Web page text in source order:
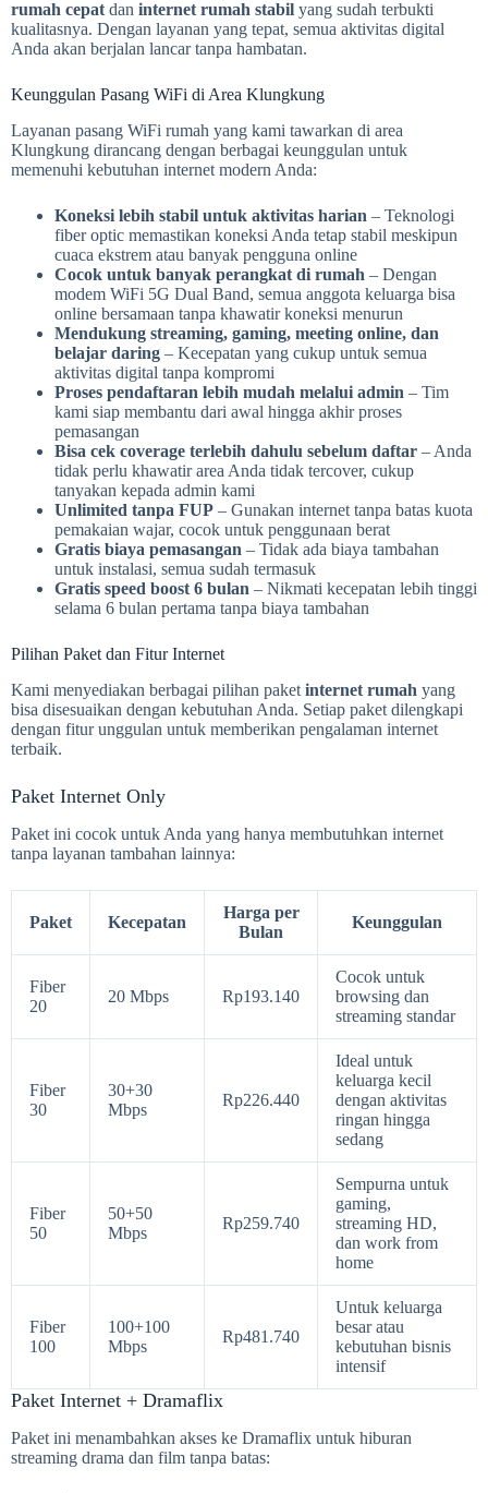
rumah cepat dan internet rumah stabil yang sudah terbukti
kualitasnya. Dengan layanan yang tepat, semua aktivitas digital
Anda akan berjalan lancar tanpa hambatan.
Keunggulan Pasang WiFi di Area Klungkung
Layanan pasang WiFi rumah yang kami tawarkan di area
Klungkung dirancang dengan berbagai keunggulan untuk
memenuhi kebutuhan internet modern Anda:
Koneksi lebih stabil untuk aktivitas harian – Teknologi
fiber optic memastikan koneksi Anda tetap stabil meskipun
cuaca ekstrem atau banyak pengguna online
Cocok untuk banyak perangkat di rumah – Dengan
modem WiFi 5G Dual Band, semua anggota keluarga bisa
online bersamaan tanpa khawatir koneksi menurun
Mendukung streaming, gaming, meeting online, dan
belajar daring – Kecepatan yang cukup untuk semua
aktivitas digital tanpa kompromi
Proses pendaftaran lebih mudah melalui admin – Tim
kami siap membantu dari awal hingga akhir proses
pemasangan
Bisa cek coverage terlebih dahulu sebelum daftar – Anda
tidak perlu khawatir area Anda tidak tercover, cukup
tanyakan kepada admin kami
Unlimited tanpa FUP – Gunakan internet tanpa batas kuota
pemakaian wajar, cocok untuk penggunaan berat
Gratis biaya pemasangan – Tidak ada biaya tambahan
untuk instalasi, semua sudah termasuk
Gratis speed boost 6 bulan – Nikmati kecepatan lebih tinggi
selama 6 bulan pertama tanpa biaya tambahan
Pilihan Paket dan Fitur Internet
Kami menyediakan berbagai pilihan paket internet rumah yang
bisa disesuaikan dengan kebutuhan Anda. Setiap paket dilengkapi
dengan fitur unggulan untuk memberikan pengalaman internet
terbaik.
Paket Internet Only
Paket ini cocok untuk Anda yang hanya membutuhkan internet
tanpa layanan tambahan lainnya:
Paket Kecepatan
Harga per
Bulan
Keunggulan
Fiber
20
20 Mbps Rp193.140
Cocok untuk
browsing dan
streaming standar
Fiber
30
30+30
Mbps
Rp226.440
Ideal untuk
keluarga kecil
dengan aktivitas
ringan hingga
sedang
Fiber
50
50+50
Mbps
Rp259.740
Sempurna untuk
gaming,
streaming HD,
dan work from
home
Fiber
100
100+100
Mbps
Rp481.740
Untuk keluarga
besar atau
kebutuhan bisnis
intensif
Paket Internet + Dramaflix
Paket ini menambahkan akses ke Dramaflix untuk hiburan
streaming drama dan film tanpa batas: